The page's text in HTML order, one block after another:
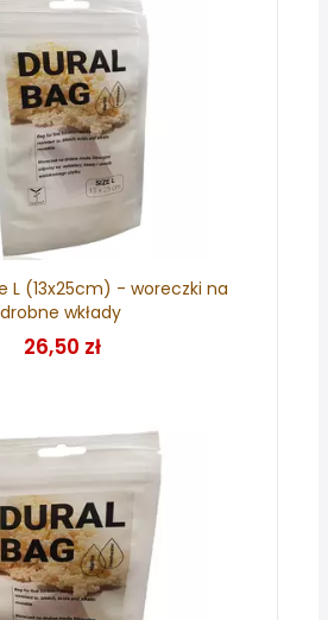
L (13x25cm) - woreczki na
drobne wkłady
26,50 zł